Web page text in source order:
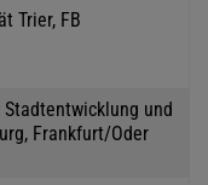
Trier, FB
und
Frankfurt/Oder